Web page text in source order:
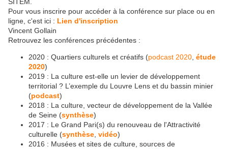
Pour vous inscrire pour accéder à la conférence sur place ou en
ligne, c'est ici : Lien d'inscription
Vincent Gollain
Retrouvez les conférences précédentes :
2020 : Quartiers culturels et créatifs (podcast 2020 étude
2020)
2019 : La culture est-elle un levier de développement
territorial ? L’exemple du Louvre Lens et du bassin minier
(podcast)
2018 : La culture, vecteur de développement de la Vallée
de Seine (synthèse)
2017 : Le Grand Pari(s) du renouveau de l'Attractivité
culturelle (synthèse vidéo)
2016 : Musées et sites de culture, sources de